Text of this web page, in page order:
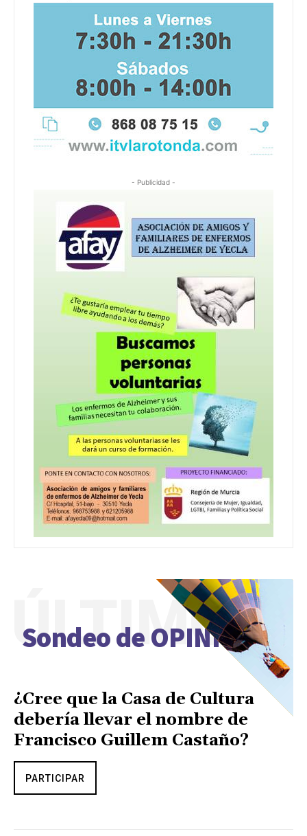
- Publicidad -
Sondeo de OPINIÓN
ÚLTIMO
¿Cree que la Casa de Cultura
debería llevar el nombre de
Francisco Guillem Castaño?
PARTICIPAR